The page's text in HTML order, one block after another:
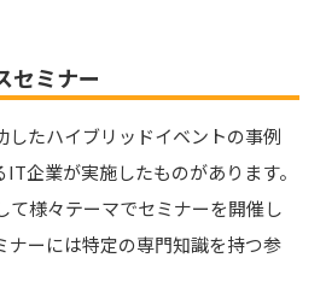
セミナー
したハイブリッドイベントの事例
企業が実施したものがあります。
て様々テーマでセミナーを開催し
ナーには特定の専門知識を持つ参